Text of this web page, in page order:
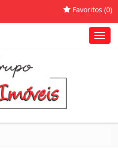
Favoritos (0)